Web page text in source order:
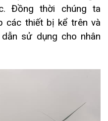
Đồng thời chúng ta
các thiết bị kể trên và
sử dụng cho nhân